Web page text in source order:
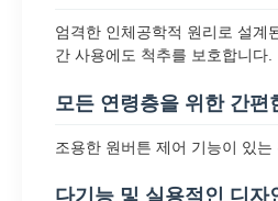
엄격한 인체공학적 원리로 설계
간 사용에도 척추를 보호합니다.
모든 연령층을 위한 간편
조용한 원버튼 제어 기능이 있
다기능 및 실용적인 디자